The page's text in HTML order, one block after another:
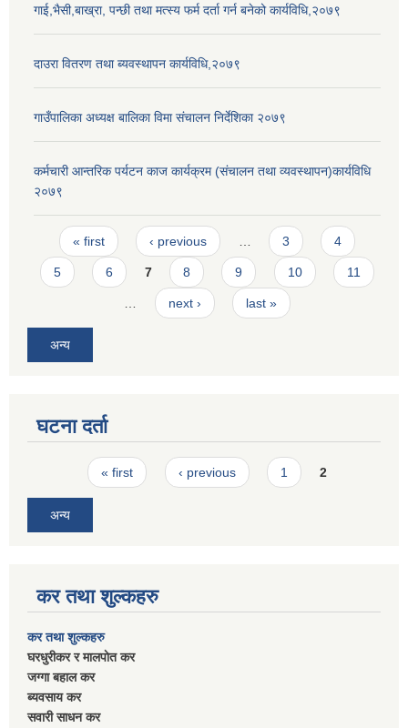
गाई,भैसी,बाख्रा, पन्छी तथा मत्स्य फर्म दर्ता गर्न बनेको कार्यविधि,२०७९
दाउरा वितरण तथा ब्यवस्थापन कार्यविधि,२०७९
गाउँपालिका अध्यक्ष बालिका विमा संचालन निर्देशिका २०७९
कर्मचारी आन्तरिक पर्यटन काज कार्यक्रम (संचालन तथा व्यवस्थापन)कार्यविधि
२०७९
Pages
« first ‹ previous 3 4
5 6 7 8 9 10 11
next › last »
अन्य
घटना दर्ता
Pages« first ‹ previous 1 2
अन्य
कर तथा शुल्कहरु
कर तथा शुल्कहरु
घरधुरीकर र मालपाेत कर
जग्गा बहाल कर
ब्यवसाय कर
सवारी साधन कर